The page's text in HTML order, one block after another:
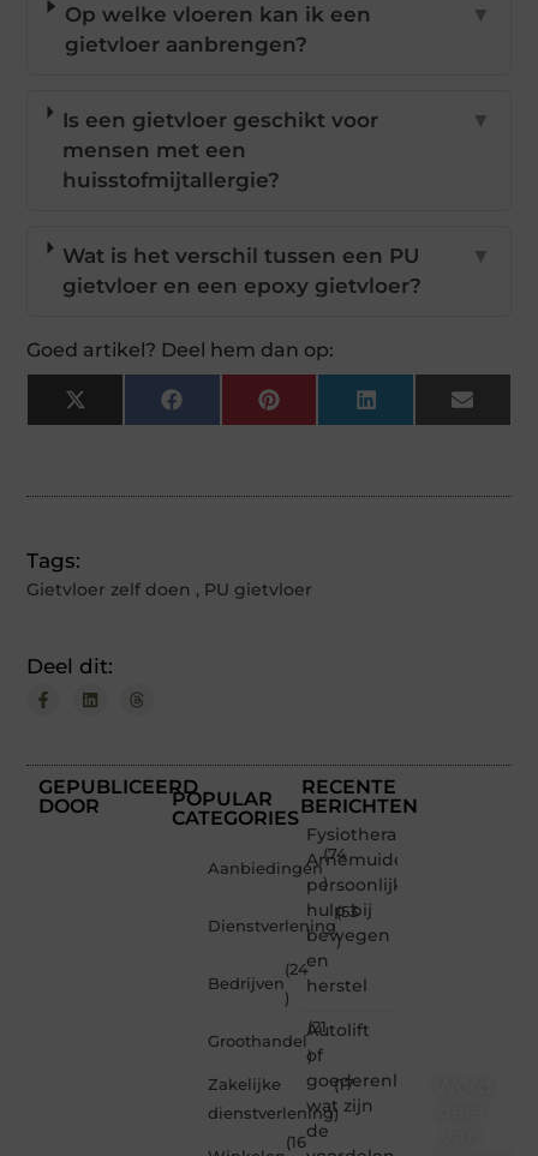
Op welke vloeren kan ik een
gietvloer aanbrengen?
▼
Is een gietvloer geschikt voor
mensen met een
huisstofmijtallergie?
▼
Wat is het verschil tussen een PU
gietvloer en een epoxy gietvloer?
▼
Goed artikel? Deel hem dan op:
X
(Twitter)
FacebookPinterestLinkedInEmail
Tags:
Gietvloer zelf doen , PU gietvloer
Deel dit:
GEPUBLICEERD
DOOR
POPULAR
CATEGORIES
Aanbiedingen
(74
)
Dienstverlening
(53
)
Bedrijven
(24
)
Groothandel
(21
)
Zakelijke
dienstverlening
(17
)
(16
RECENTE
BERICHTEN
Fysiotherapeut
Arnemuiden:
persoonlijke
hulp bij
bewegen
en
herstel
Autolift
of
goederenliften
wat zijn
de